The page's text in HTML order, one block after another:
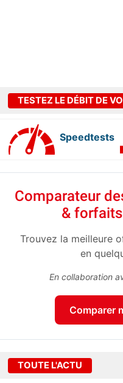
TESTEZ LE DÉBIT DE
Speedtests
Comparateur
&
Trouvez la meilleure
en
En collaboration
Comparer
TOUTE L'ACTU